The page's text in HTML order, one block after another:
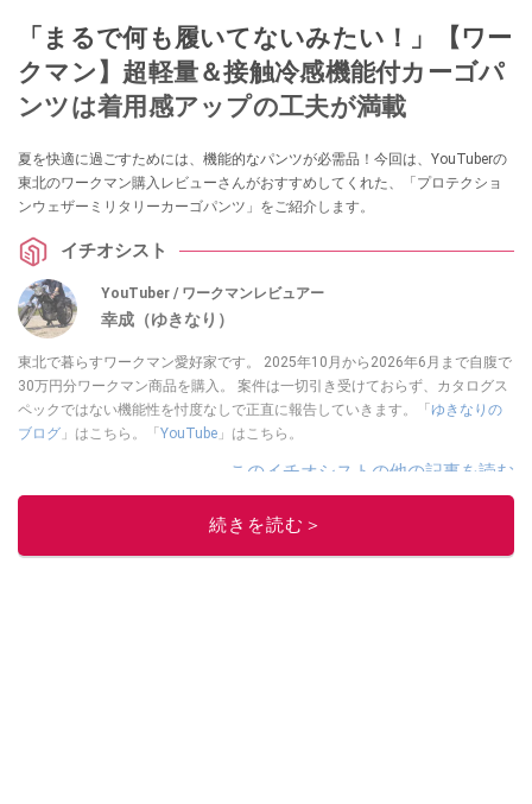
「まるで何も履いてないみたい！」【ワー
クマン】超軽量＆接触冷感機能付カーゴパ
ンツは着用感アップの工夫が満載
夏を快適に過ごすためには、機能的なパンツが必需品！今回は、YouTuberの
東北のワークマン購入レビューさんがおすすめしてくれた、「プロテクショ
ンウェザーミリタリーカーゴパンツ」をご紹介します。
イチオシスト
YouTuber / ワークマンレビュアー
幸成（ゆきなり）
東北で暮らすワークマン愛好家です。 2025年10月から2026年6月まで自腹で
30万円分ワークマン商品を購入。 案件は一切引き受けておらず、カタログス
ペックではない機能性を忖度なしで正直に報告していきます。「ゆきなりの
ブログ 」はこちら。「YouTube 」はこちら。
このイチオシストの他の記事を読む
続きを読む＞